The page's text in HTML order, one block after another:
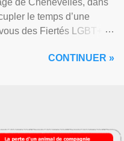
de Chenevelles, dans
le temps d’une
des Fiertés LGBT+
CONTINUER »